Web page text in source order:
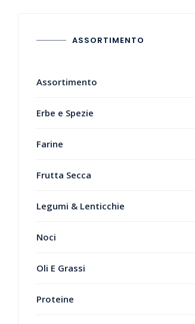
ASSORTIMENTO
Assortimento
Erbe e Spezie
Farine
Frutta Secca
Legumi & Lenticchie
Noci
Oli E Grassi
Proteine